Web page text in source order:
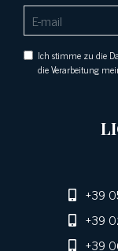
Ich stimme zu die
die Verarbeitung
+39
+39
+39